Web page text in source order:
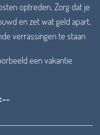
optreden. Zorg dat je
en zet wat geld apart.
verrassingen te staan
een vakantie